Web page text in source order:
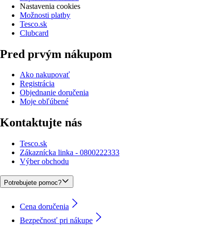
Nastavenia cookies
Možnosti platby
Tesco.sk
Clubcard
Pred prvým nákupom
Ako nakupovať
Registrácia
Objednanie doručenia
Moje obľúbené
Kontaktujte nás
Tesco.sk
Zákaznícka linka - 0800222333
Výber obchodu
Potrebujete pomoc?
Cena doručenia
Bezpečnosť pri nákupe